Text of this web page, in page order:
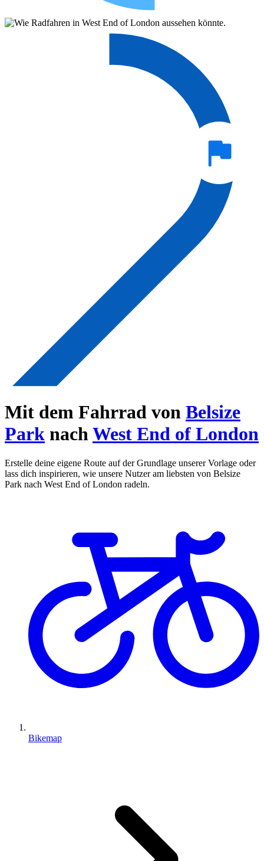
Mit dem Fahrrad von Belsize
Park nach West End of London
Erstelle deine eigene Route auf der Grundlage unserer Vorlage oder
lass dich inspirieren, wie unsere Nutzer am liebsten von Belsize
Park nach West End of London radeln.
Bikemap